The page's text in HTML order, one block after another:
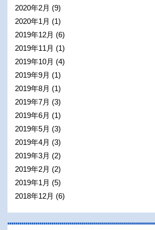
2020年2月 (9)
2020年1月 (1)
2019年12月 (6)
2019年11月 (1)
2019年10月 (4)
2019年9月 (1)
2019年8月 (1)
2019年7月 (3)
2019年6月 (1)
2019年5月 (3)
2019年4月 (3)
2019年3月 (2)
2019年2月 (2)
2019年1月 (5)
2018年12月 (6)